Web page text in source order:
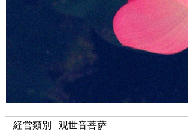
経営類別 观世音菩萨